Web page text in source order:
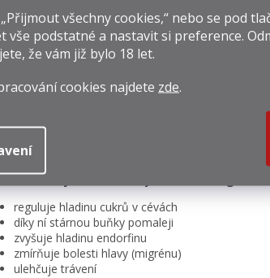
všechny cookies,“ nebo se pod
vše podstatné a nastavit si preference.
že vám již bylo 18 let.
cookies najdete zde.
⭐⭐⭐⭐⭐
1002 recenzí
nabízíme od výrobce Costa Dorada. Balení
degustační zážitek.
Costa Dorada
doporučuje pít tuto zelenou
stejně jako mletá káva. Z ní je možné si
kávě je obsažená kyselina
reguluje hladinu cukrů v cévách
díky ní stárnou buňky pomaleji
zvyšuje hladinu endorfinu
zmírňuje bolesti hlavy (migrénu)
ulehčuje trávení